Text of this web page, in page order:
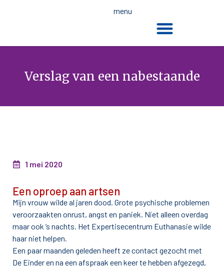
menu
Verslag van een nabestaande
1 mei 2020
Een oproep aan artsen
Mijn vrouw wilde al jaren dood. Grote psychische problemen
veroorzaakten onrust, angst en paniek. Niet alleen overdag
maar ook ’s nachts. Het Expertisecentrum Euthanasie wilde
haar niet helpen.
Een paar maanden geleden heeft ze contact gezocht met
De Einder en na een afspraak een keer te hebben afgezegd,